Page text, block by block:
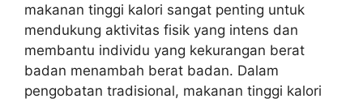
makanan tinggi kalori sangat penting untuk
mendukung aktivitas fisik yang intens dan
membantu individu yang kekurangan berat
badan menambah berat badan. Dalam
pengobatan tradisional, makanan tinggi kalori